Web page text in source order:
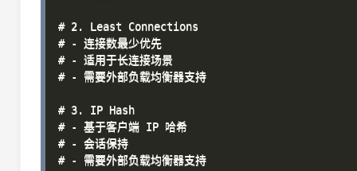
# 2. Least Connections
# - 连接数最少优先
# - 适用于长连接场景
# - 需要外部负载均衡器支持
# 3. IP Hash
# - 基于客户端 IP 哈希
# - 会话保持
# - 需要外部负载均衡器支持